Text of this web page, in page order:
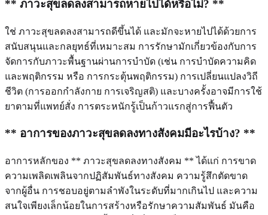
** ภาวะสุขลดลงสามารถหายไปได้หรือไม่? **
ใช่ ภาวะสุขลดลงสามารถดีขึ้นได้ และมักจะหายไปได้ด้วยการ
สนับสนุนและกลยุทธ์ที่เหมาะสม การรักษามักเกี่ยวข้องกับการ
จัดการกับภาวะพื้นฐานผ่านการบำบัด (เช่น การบำบัดความคิด
และพฤติกรรม หรือ การกระตุ้นพฤติกรรม) การเปลี่ยนแปลงวิถี
ชีวิต (การออกกำลังกาย การเจริญสติ) และบางครั้งอาจมีการใช้
ยาตามที่แพทย์สั่ง การตระหนักรู้เป็นก้าวแรกสู่การฟื้นตัว
** อาการของภาวะสุขลดลงทางสังคมมีอะไรบ้าง? **
อาการหลักของ ** ภาวะสุขลดลงทางสังคม ** ได้แก่ การขาด
ความเพลิดเพลินจากปฏิสัมพันธ์ทางสังคม ความรู้สึกตัดขาด
จากผู้อื่น การชอบอยู่ตามลำพังในระดับที่มากเกินไป และความ
สนใจเพียงเล็กน้อยในการสร้างหรือรักษาความสัมพันธ์ มันคือ